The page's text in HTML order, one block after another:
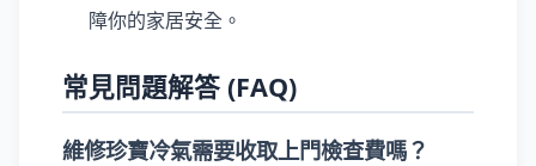
障你的家居安全。
常見問題解答 (FAQ)
維修珍寶冷氣需要收取上門檢查費嗎？